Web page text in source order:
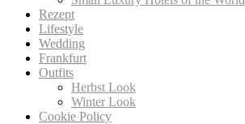
Rezept
Lifestyle
Wedding
Frankfurt
Outfits
Herbst Look
Winter Look
Cookie Policy